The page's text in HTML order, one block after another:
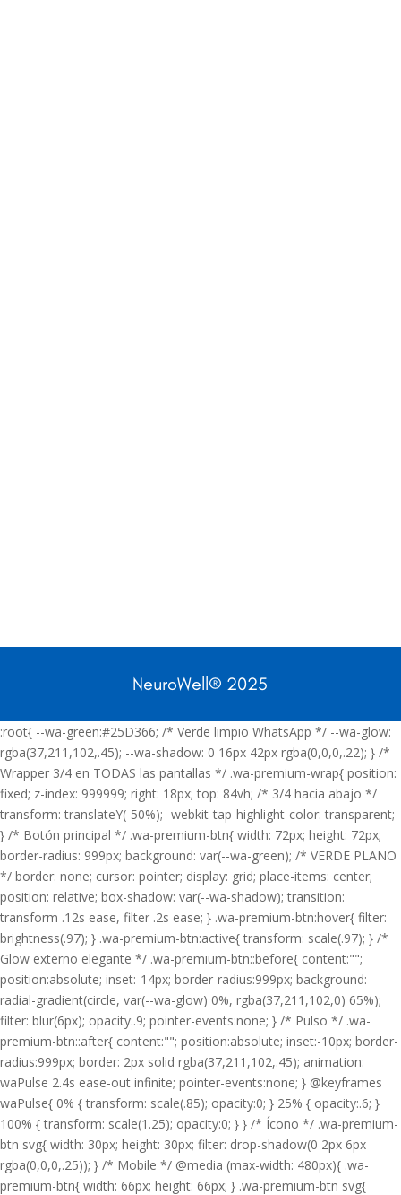
NeuroWell® 2025
:root{ --wa-green:#25D366; /* Verde limpio WhatsApp */ --wa-glow:
rgba(37,211,102,.45); --wa-shadow: 0 16px 42px rgba(0,0,0,.22); } /*
Wrapper 3/4 en TODAS las pantallas */ .wa-premium-wrap{ position:
fixed; z-index: 999999; right: 18px; top: 84vh; /* 3/4 hacia abajo */
transform: translateY(-50%); -webkit-tap-highlight-color: transparent;
} /* Botón principal */ .wa-premium-btn{ width: 72px; height: 72px;
border-radius: 999px; background: var(--wa-green); /* VERDE PLANO
*/ border: none; cursor: pointer; display: grid; place-items: center;
position: relative; box-shadow: var(--wa-shadow); transition:
transform .12s ease, filter .2s ease; } .wa-premium-btn:hover{ filter:
brightness(.97); } .wa-premium-btn:active{ transform: scale(.97); } /*
Glow externo elegante */ .wa-premium-btn::before{ content:"";
position:absolute; inset:-14px; border-radius:999px; background:
radial-gradient(circle, var(--wa-glow) 0%, rgba(37,211,102,0) 65%);
filter: blur(6px); opacity:.9; pointer-events:none; } /* Pulso */ .wa-
premium-btn::after{ content:""; position:absolute; inset:-10px; border-
radius:999px; border: 2px solid rgba(37,211,102,.45); animation:
waPulse 2.4s ease-out infinite; pointer-events:none; } @keyframes
waPulse{ 0% { transform: scale(.85); opacity:0; } 25% { opacity:.6; }
100% { transform: scale(1.25); opacity:0; } } /* Ícono */ .wa-premium-
btn svg{ width: 30px; height: 30px; filter: drop-shadow(0 2px 6px
rgba(0,0,0,.25)); } /* Mobile */ @media (max-width: 480px){ .wa-
premium-btn{ width: 66px; height: 66px; } .wa-premium-btn svg{